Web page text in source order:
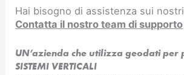
Hai bisogno di assistenza sui
Contatta il nostro team di supporto
UN’azienda che utilizza geodati
SISTEMI VERTICALI